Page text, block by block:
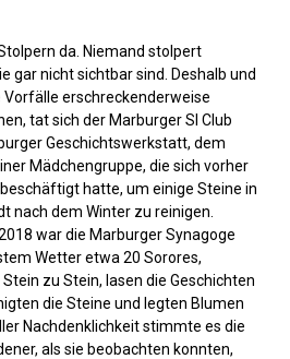
da. Niemand stolpert
gar nicht sichtbar sind. Deshalb und
erschreckenderweise
tat sich der Marburger SI Club
Geschichtswerkstatt, dem
Mädchengruppe, die sich vorher
hatte, um einige Steine in
nach dem Winter zu reinigen.
war die Marburger Synagoge
Wetter etwa 20 Sorores,
zu Stein, lasen die Geschichten
die Steine und legten Blumen
Nachdenklichkeit stimmte es die
als sie beobachten konnten,